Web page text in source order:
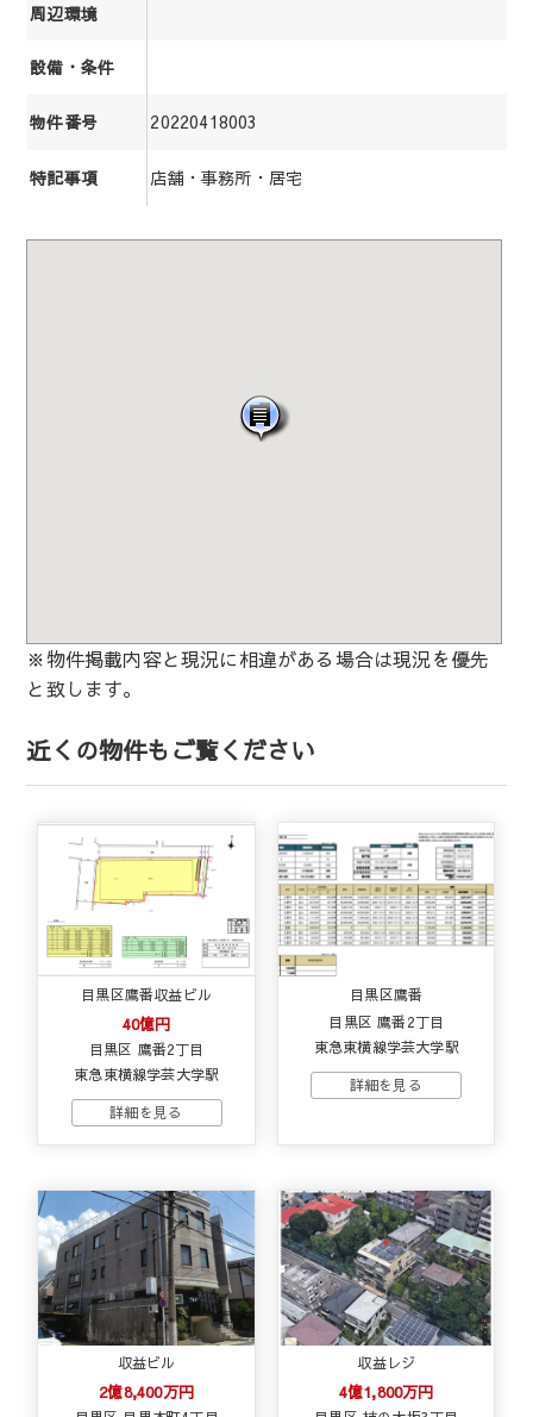
周辺環境
設備・条件
物件番号 20220418003
特記事項 店舗・事務所・居宅
※物件掲載内容と現況に相違がある場合は現況を優先
と致します。
近くの物件もご覧ください
目黒区鷹番収益ビル
40億円
目黒区 鷹番2丁目
東急東横線学芸大学駅
目黒区鷹番
目黒区 鷹番2丁目
東急東横線学芸大学駅
収益ビル
2億8,400万円
収益レジ
4億1,800万円